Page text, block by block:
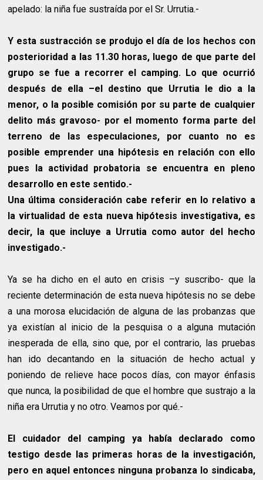
apelado: la niña fue sustraída por el Sr. Urrutia.-
Y esta sustracción se produjo el día de los hechos con
posterioridad a las 11.30 horas, luego de que parte del
grupo se fue a recorrer el camping. Lo que ocurrió
después de ella –el destino que Urrutia le dio a la
menor, o la posible comisión por su parte de cualquier
delito más gravoso- por el momento forma parte del
terreno de las especulaciones, por cuanto no es
posible emprender una hipótesis en relación con ello
pues la actividad probatoria se encuentra en pleno
desarrollo en este sentido.-
Una última consideración cabe referir en lo relativo a
la virtualidad de esta nueva hipótesis investigativa, es
decir, la que incluye a Urrutia como autor del hecho
investigado.-
Ya se ha dicho en el auto en crisis –y suscribo- que la
reciente determinación de esta nueva hipótesis no se debe
a una morosa elucidación de alguna de las probanzas que
ya existían al inicio de la pesquisa o a alguna mutación
inesperada de ella, sino que, por el contrario, las pruebas
han ido decantando en la situación de hecho actual y
poniendo de relieve hace pocos días, con mayor énfasis
que nunca, la posibilidad de que el hombre que sustrajo a la
niña era Urrutia y no otro. Veamos por qué.-
El cuidador del camping ya había declarado como
testigo desde las primeras horas de la investigación,
pero en aquel entonces ninguna probanza lo sindicaba,